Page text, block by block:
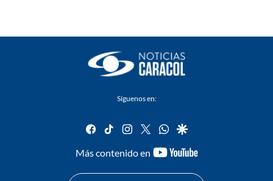
Síguenos en:
facebook
tiktok instagram
twitterwhatsapp
google
Más contenido en
youtube-